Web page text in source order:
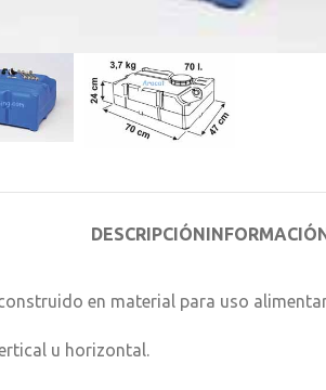
DESCRIPCIÓN
en material para uso
u horizontal.